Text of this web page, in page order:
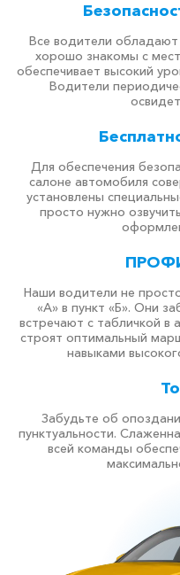
Все водители
хорошо знакомы с
обеспечивает высокий
Водители
Для обеспечения
салоне автомобиля
установлены
просто нужно
Наши водители не
«А» в пункт «Б». Они
встречают с табличкой
строят оптимальный
навыками
Забудьте об
пунктуальности.
всей команды